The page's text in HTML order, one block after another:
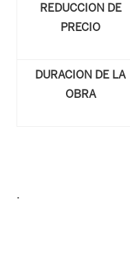
REDUCCION DE
PRECIO
DURACION DE LA
OBRA
.